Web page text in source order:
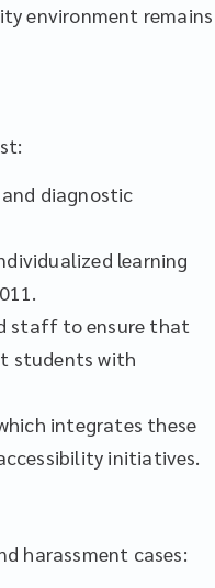
environment remains
diagnostic
learning
staff to ensure that
students with
integrates these
initiatives.
harassment cases: